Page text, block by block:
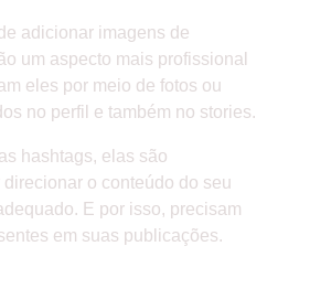
adicionar imagens de
um aspecto mais profissional
eles por meio de fotos ou
no perfil e também no stories.
hashtags, elas são
o conteúdo do seu
E por isso, precisam
em suas publicações.